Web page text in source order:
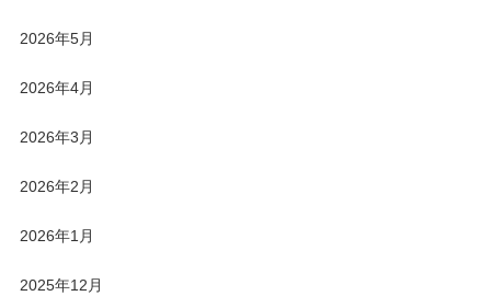
2026年5月
2026年4月
2026年3月
2026年2月
2026年1月
2025年12月